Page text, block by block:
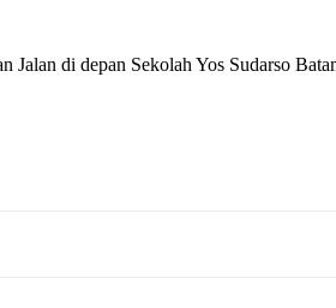
Jalan di depan Sekolah Yos Sudarso